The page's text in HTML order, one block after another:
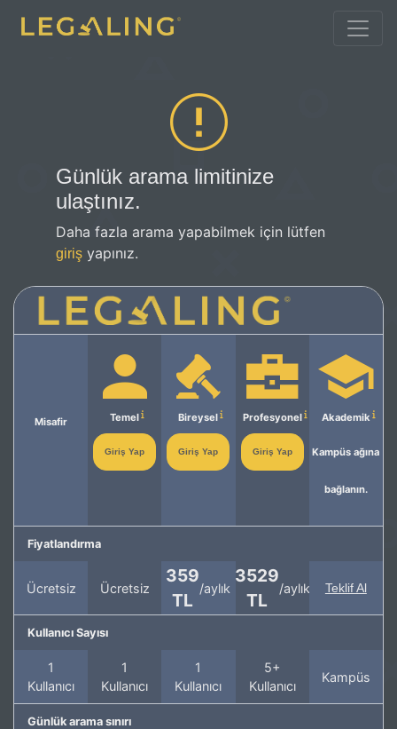
Günlük arama limitinize
ulaştınız.
Daha fazla arama yapabilmek için lütfen
giriş yapınız.
Misafir Temel
Giriş Yap
Bireysel
Giriş Yap
Profesyonel
Giriş Yap
Akademik
Kampüs ağına
bağlanın.
Fiyatlandırma
Ücretsiz Ücretsiz
359
TL
/aylık
3529
TL
/aylık Teklif Al
Kullanıcı Sayısı
1
Kullanıcı
1
Kullanıcı
1
Kullanıcı
5+
Kullanıcı
Kampüs
Günlük arama sınırı